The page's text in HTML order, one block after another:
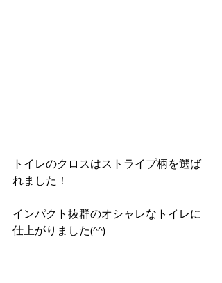
トイレのクロスはストライプ柄を選ば
れました！
インパクト抜群のオシャレなトイレに
仕上がりました(^^)